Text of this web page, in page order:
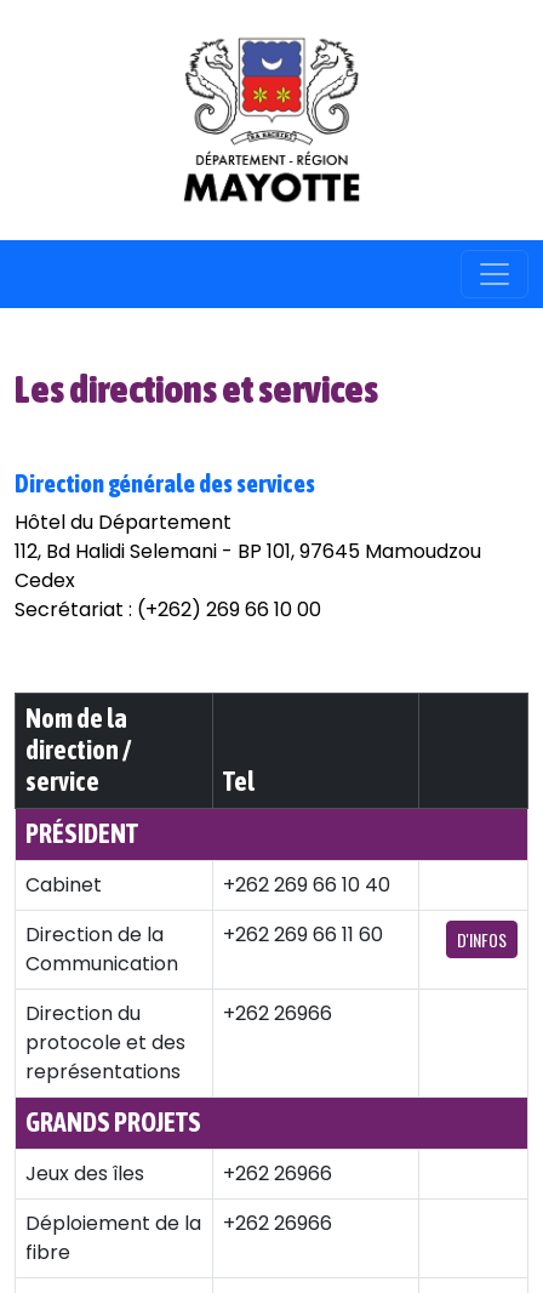
Les directions et services
Direction générale des services
Hôtel du Département
112, Bd Halidi Selemani - BP 101, 97645 Mamoudzou
Cedex
Secrétariat : (+262) 269 66 10 00
Nom de la
direction /
service
Tel
PRÉSIDENT
Cabinet
+262 269 66 10 40
Direction de la
Communication
+262 269 66 11 60 D'INFOS
Direction du
protocole et des
représentations
+262 26966
GRANDS PROJETS
Jeux des îles
+262 26966
Déploiement de la
fibre
+262 26966